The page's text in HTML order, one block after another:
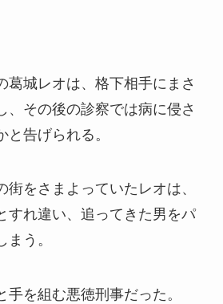
葛城レオは、格下相手にまさ
、その後の診察では病に侵さ
告げられる。
街をさまよっていたレオは、
すれ違い、追ってきた男をパ
う。
手を組む悪徳刑事だった。